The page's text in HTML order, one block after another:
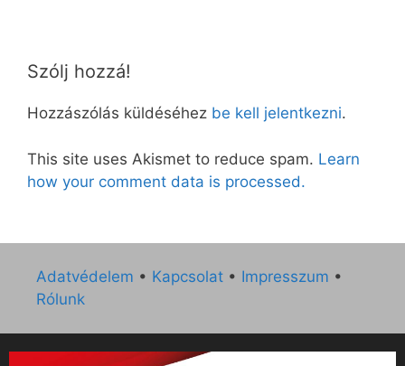
Szólj hozzá!
Hozzászólás küldéséhez be kell jelentkezni.
This site uses Akismet to reduce spam. Learn
how your comment data is processed.
Adatvédelem • Kapcsolat • Impresszum •
Rólunk